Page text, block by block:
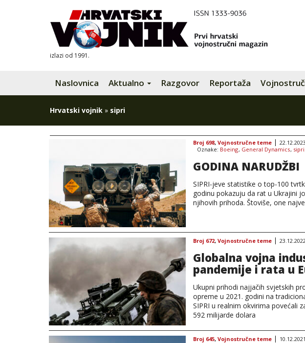
izlazi od 1991.
Naslovnica Aktualno Razgovor Reportaža
Hrvatski vojnik » sipri
Broj 698, Vojnostručne teme
22.12.2023
Oznake: Boeing, General Dynamics, sipri
GODINA NARUDŽBI
SIPRI-jeve statistike o top-100
godinu pokazuju da rat u Ukrajini
njihovih prihoda. Štoviše, one
Broj 672, Vojnostručne teme
Globalna vojna
pandemije i rata u
Ukupni prihodi najjačih svjetskih
opreme u 2021. godini na
SIPRI u realnim okvirima povećali
592 milijarde dolara
Broj 645, Vojnostručne teme 10.12.2021